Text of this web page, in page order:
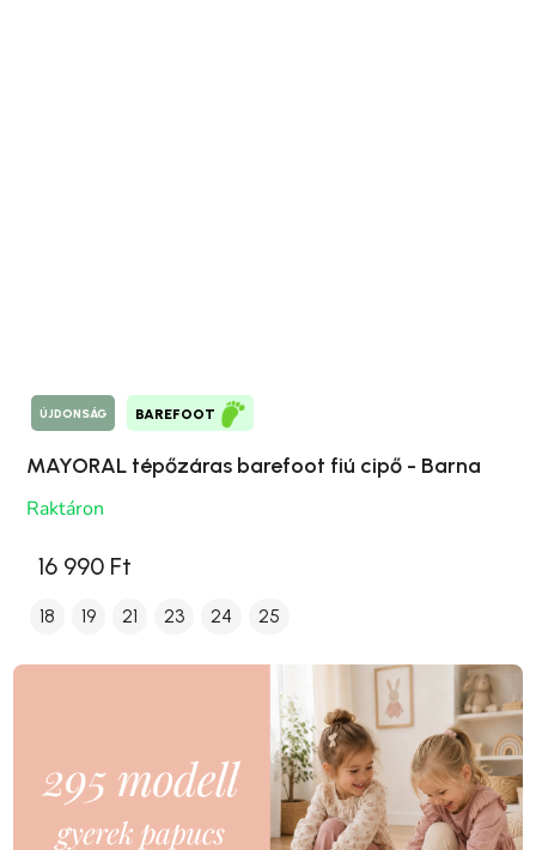
ÚJDONSÁG BAREFOOT
MAYORAL tépőzáras barefoot fiú cipő - Barna
Raktáron
16 990 Ft
18 19 21 23 24 25